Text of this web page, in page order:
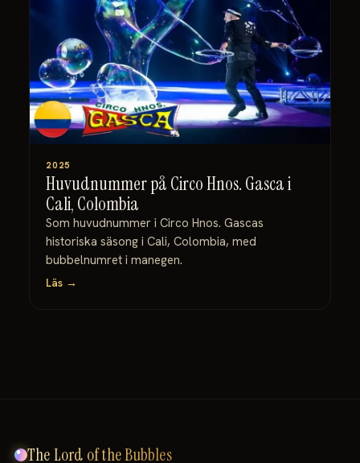
2025
Huvudnummer på Circo Hnos. Gasca i
Cali, Colombia
Som huvudnummer i Circo Hnos. Gascas
historiska säsong i Cali, Colombia, med
bubbelnumret i manegen.
Läs →
The Lord of the Bubbles